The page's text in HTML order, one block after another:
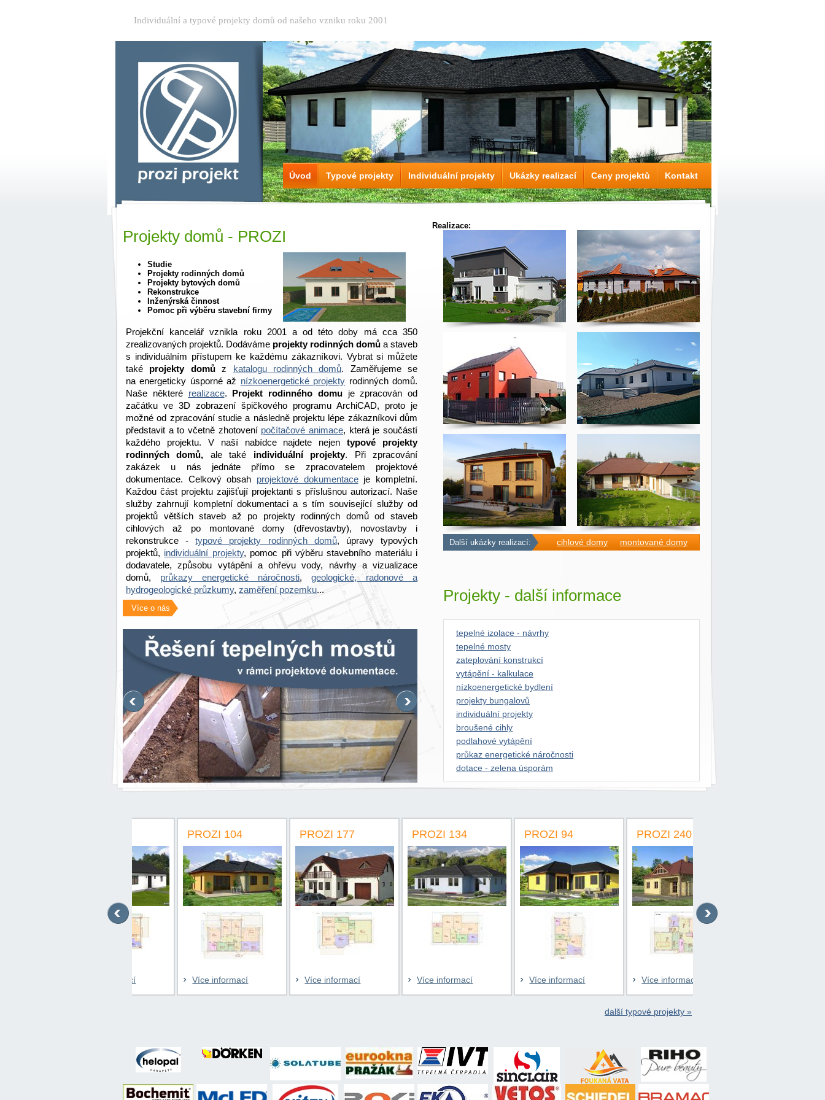
Individuální a typové projekty domů od našeho vzniku roku 2001
Úvod Typové projekty Individuální projekty Ukázky realizací Ceny projektů Kontakt
Projekty domů - PROZI
Studie
Projekty rodinných domů
Projekty bytových domů
Rekonstrukce
Inženýrská činnost
Pomoc při výběru stavební firmy
Projekční kancelář vznikla roku 2001 a od této doby má cca 350
zrealizovaných projektů. Dodáváme projekty rodinných domů a staveb
s individuálním přístupem ke každému zákazníkovi. Vybrat si můžete
také projekty domůz katalogu rodinných domů. Zaměřujeme se
na energeticky úsporné až nízkoenergetické projekty rodinných domů.
Naše některé realizace. Projekt rodinného domuje zpracován od
začátku ve 3D zobrazení špičkového programu ArchiCAD, proto je
možné od zpracování studie a následně projektu lépe zákazníkovi dům
představit a to včetně zhotovení počítačové animace, která je součástí
každého projektu. V naší nabídce najdete nejentypové projekty
rodinných domů, ale také individuální projekty. Při zpracování
zakázek u nás jednáte přímo se zpracovatelem projektové
dokumentace. Celkový obsah projektové dokumentaceje kompletní.
Každou část projektu zajišťují projektanti s příslušnou autorizací. Naše
služby zahrnují kompletní dokumentaci a s tím související služby od
projektů větších staveb až po projekty rodinných domů od staveb
cihlových až po montované domy (dřevostavby), novostavby i
rekonstrukce -typové projekty rodinných domů, úpravy typových
projektů, individuální projekty, pomoc při výběru stavebního materiálu i
dodavatele, způsobu vytápění a ohřevu vody, návrhy a vizualizace
domů, průkazy energetické náročnosti, geologické, radonové a
hydrogeologické průzkumy, zaměření pozemku...
Více o nás
Realizace:
Další ukázky realizací: cihlové domy montované domy
Projekty - další informace
tepelné izolace - návrhy
tepelné mosty
zateplování konstrukcí
vytápění - kalkulace
nízkoenergetické bydlení
projekty bungalovů
individuální projekty
broušené cihly
podlahové vytápění
průkaz energetické náročnosti
dotace - zelena úsporám
PROZI 104
Více informací
PROZI 177
Více informací
PROZI 134
Více informací
PROZI 94
Více informací
PROZI 240
Více informací
další typové projekty »